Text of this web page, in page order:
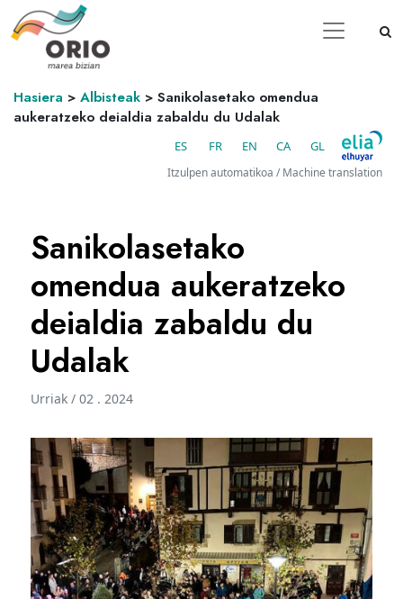
Hasiera > Albisteak > Sanikolasetako omendua
aukeratzeko deialdia zabaldu du Udalak
ES FR EN CA GL
Itzulpen automatikoa / Machine translation
Sanikolasetako
omendua aukeratzeko
deialdia zabaldu du
Udalak
Urriak / 02 . 2024